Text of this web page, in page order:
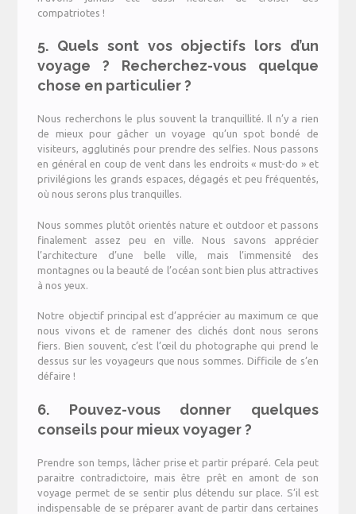
compatriotes !
5. Quels sont vos objectifs lors d’un
voyage ? Recherchez-vous quelque
chose en particulier ?
Nous recherchons le plus souvent la tranquillité. Il n’y a rien
de mieux pour gâcher un voyage qu’un spot bondé de
visiteurs, agglutinés pour prendre des selfies. Nous passons
en général en coup de vent dans les endroits « must-do » et
privilégions les grands espaces, dégagés et peu fréquentés,
où nous serons plus tranquilles.
Nous sommes plutôt orientés nature et outdoor et passons
finalement assez peu en ville. Nous savons apprécier
l’architecture d’une belle ville, mais l’immensité des
montagnes ou la beauté de l’océan sont bien plus attractives
à nos yeux.
Notre objectif principal est d’apprécier au maximum ce que
nous vivons et de ramener des clichés dont nous serons
fiers. Bien souvent, c’est l’œil du photographe qui prend le
dessus sur les voyageurs que nous sommes. Difficile de s’en
défaire !
6. Pouvez-vous donner quelques
conseils pour mieux voyager ?
Prendre son temps, lâcher prise et partir préparé. Cela peut
paraitre contradictoire, mais être prêt en amont de son
voyage permet de se sentir plus détendu sur place. S’il est
indispensable de se préparer avant de partir dans certaines